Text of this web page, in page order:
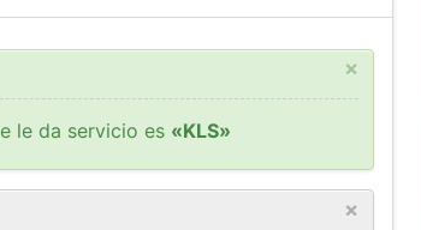
×
le da servicio es «KLS»
×